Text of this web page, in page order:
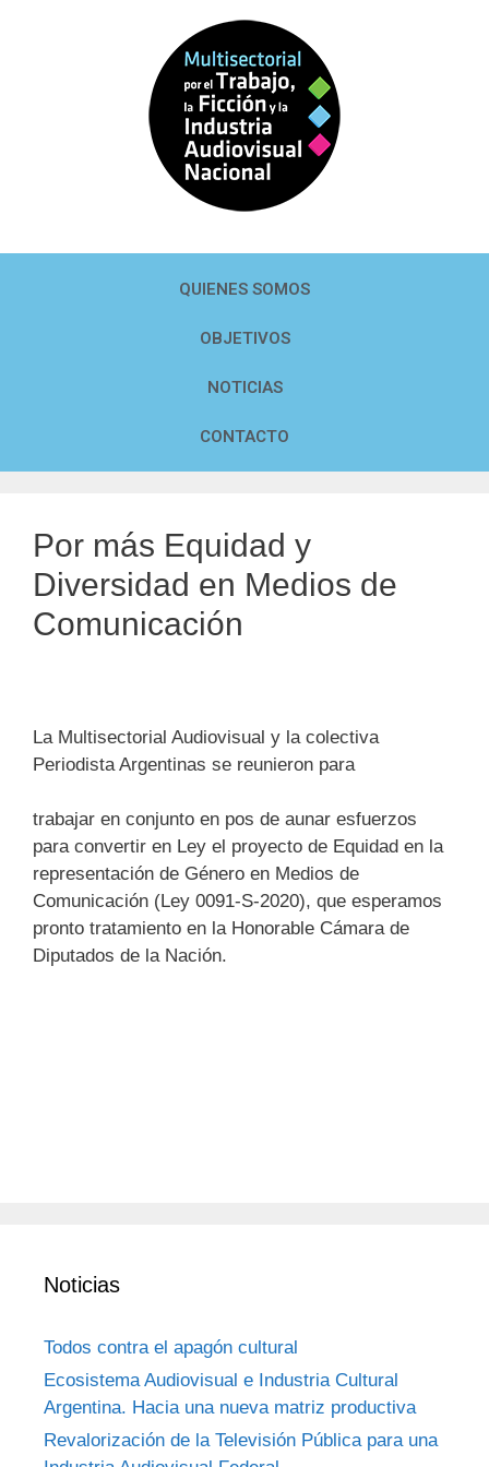
QUIENES SOMOS
OBJETIVOS
NOTICIAS
CONTACTO
Por más Equidad y
Diversidad en Medios de
Comunicación
La Multisectorial Audiovisual y la colectiva
Periodista Argentinas se reunieron para
trabajar en conjunto en pos de aunar esfuerzos
para convertir en Ley el proyecto de Equidad en la
representación de Género en Medios de
Comunicación (Ley 0091-S-2020), que esperamos
pronto tratamiento en la Honorable Cámara de
Diputados de la Nación.
Noticias
Todos contra el apagón cultural
Ecosistema Audiovisual e Industria Cultural
Argentina. Hacia una nueva matriz productiva
Revalorización de la Televisión Pública para una